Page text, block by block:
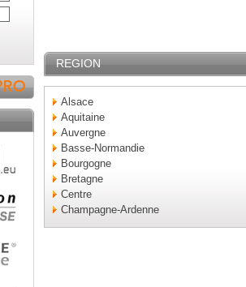
REGION
Alsace
Aquitaine
Auvergne
Basse-Normandie
Bourgogne
Bretagne
Centre
Champagne-Ardenne